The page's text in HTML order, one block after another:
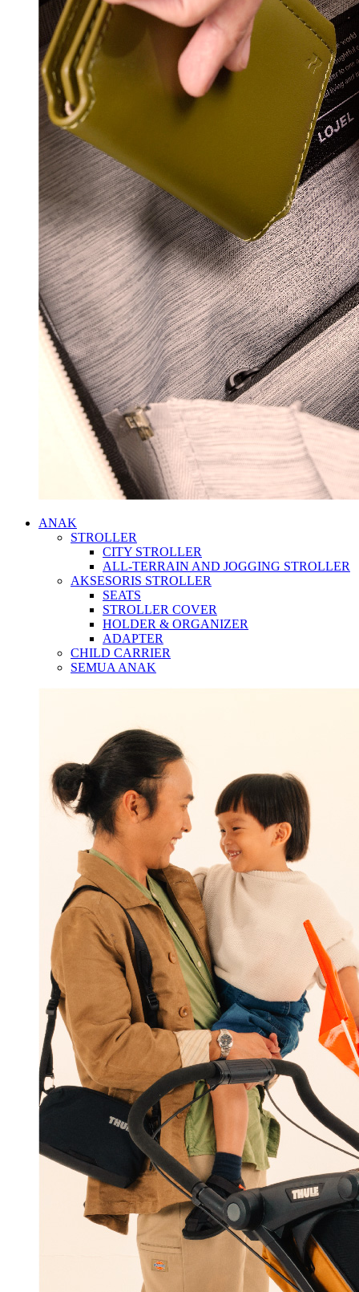
ANAK
STROLLER
CITY STROLLER
ALL-TERRAIN AND JOGGING STROLLER
AKSESORIS STROLLER
SEATS
STROLLER COVER
HOLDER & ORGANIZER
ADAPTER
CHILD CARRIER
SEMUA ANAK